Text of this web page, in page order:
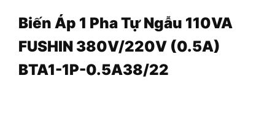
Biến Áp 1 Pha Tự Ngẫu 110VA
FUSHIN 380V/220V (0.5A)
BTA1-1P-0.5A38/22